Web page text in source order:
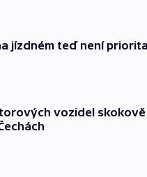
jízdném teď není
vozidel